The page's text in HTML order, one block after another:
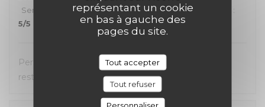
représentant un cookie
en bas à gauche des
pages du site.
Tout accepter
Tout refuser
Personnaliser
Service
Ambiance:4/5 Cuisine:4/5 Qualité / Prix
:
5/5
Personnel très accueillant, très bons plats, carte
restreinte